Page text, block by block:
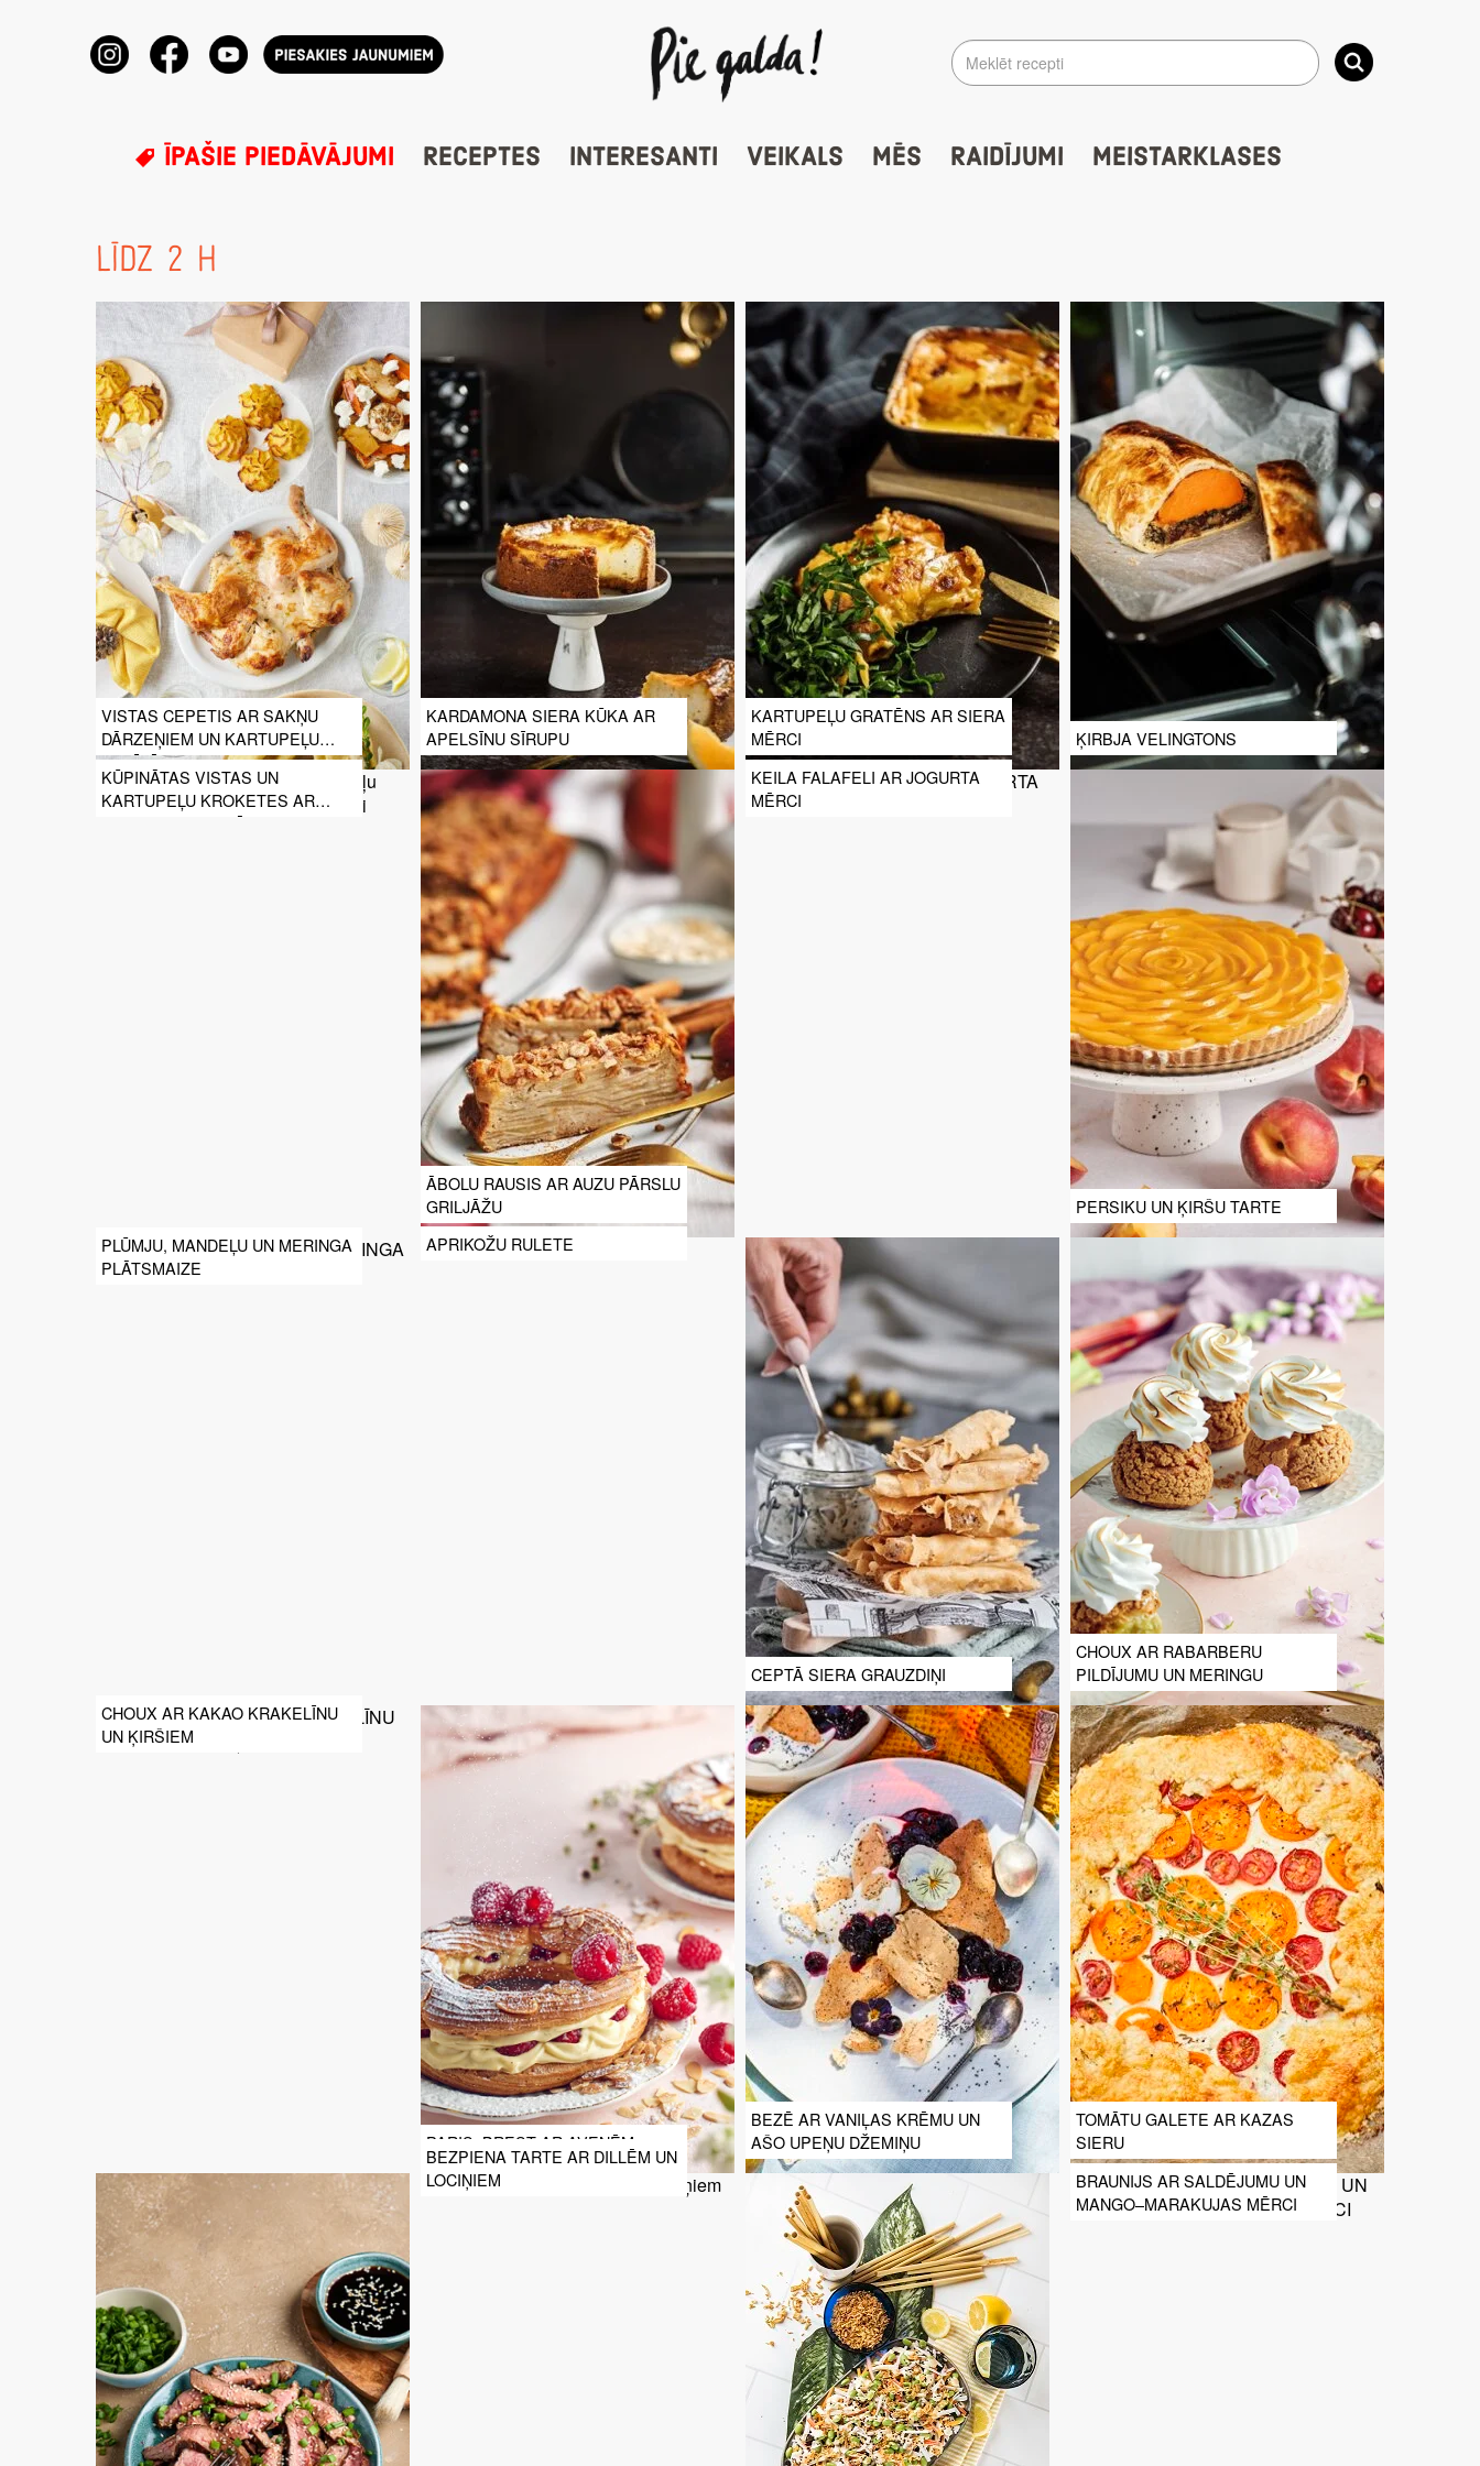
ĪPAŠIE PIEDĀVĀJUMI RECEPTES INTERESANTI VEIKALS MĒS RAIDĪJUMI MEISTARKLASES
LĪDZ 2 H
VISTAS CEPETIS AR SAKŅU
DĀRZEŅIEM UN KARTUPEĻU
ROZĪTĒM
KARDAMONA SIERA KŪKA AR
APELSĪNU SĪRUPU
KARTUPEĻU GRATĒNS AR SIERA
MĒRCI
ĶIRBJA VELINGTONS
KŪPINĀTAS VISTAS UN
KARTUPEĻU KROKETES AR
CITRONU AIOLI MĒRCI
ĀBOLU RAUSIS AR AUZU PĀRSLU
GRILJĀŽU
KEILA FALAFELI AR JOGURTA
MĒRCI
PERSIKU UN ĶIRŠU TARTE
PLŪMJU, MANDEĻU UN MERINGA
PLĀTSMAIZE
APRIKOŽU RULETE
CEPTĀ SIERA GRAUZDIŅI
CHOUX AR RABARBERU
PILDĪJUMU UN MERINGU
CHOUX AR KAKAO KRAKELĪNU
UN ĶIRŠIEM
PARIS–BREST AR AVENĒM
BEZĒ AR VANIĻAS KRĒMU UN
AŠO UPEŅU DŽEMIŅU
TOMĀTU GALETE AR KAZAS
SIERU
BEZPIENA TARTE AR DILLĒM UN
LOCIŅIEM
BRAUNIJS AR SALDĒJUMU UN
MANGO–MARAKUJAS MĒRCI